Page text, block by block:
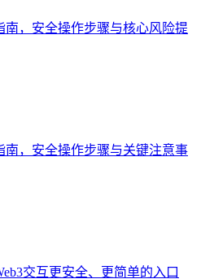
南，安全操作步骤与核心风险提
南，安全操作步骤与关键注意事
交互更安全、更简单的入口